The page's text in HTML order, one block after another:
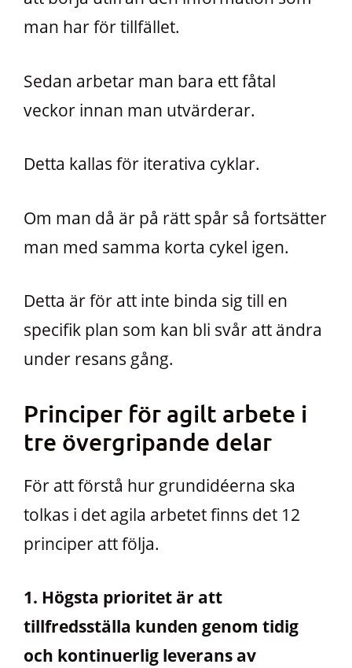
man har för tillfället.
Sedan arbetar man bara ett fåtal
veckor innan man utvärderar.
Detta kallas för iterativa cyklar.
Om man då är på rätt spår så fortsätter
man med samma korta cykel igen.
Detta är för att inte binda sig till en
specifik plan som kan bli svår att ändra
under resans gång.
Principer för agilt arbete i
tre övergripande delar
För att förstå hur grundidéerna ska
tolkas i det agila arbetet finns det 12
principer att följa.
1. Högsta prioritet är att
tillfredsställa kunden genom tidig
och kontinuerlig leverans av